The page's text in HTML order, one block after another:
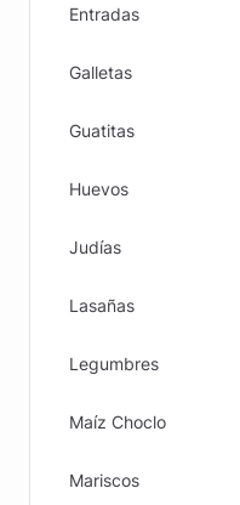
Entradas
Galletas
Guatitas
Huevos
Judías
Lasañas
Legumbres
Maíz Choclo
Mariscos